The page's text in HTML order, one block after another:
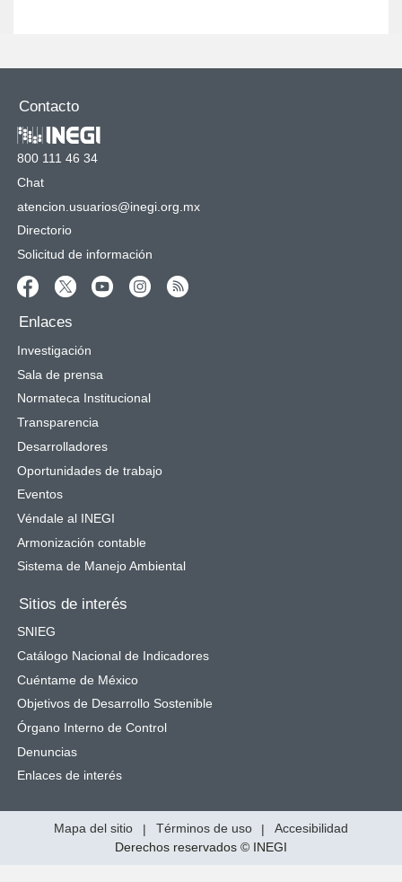
Contacto
800 111 46 34
Chat
atencion.usuarios@inegi.org.mx
Directorio
Solicitud de información
Enlaces
Investigación
Sala de prensa
Normateca Institucional
Transparencia
Desarrolladores
Oportunidades de trabajo
Eventos
Véndale al INEGI
Armonización contable
Sistema de Manejo Ambiental
Sitios de interés
SNIEG
Catálogo Nacional de Indicadores
Cuéntame de México
Objetivos de Desarrollo Sostenible
Órgano Interno de Control
Denuncias
Enlaces de interés
Mapa del sitio | Términos de uso |
Accesibilidad
Derechos reservados © INEGI